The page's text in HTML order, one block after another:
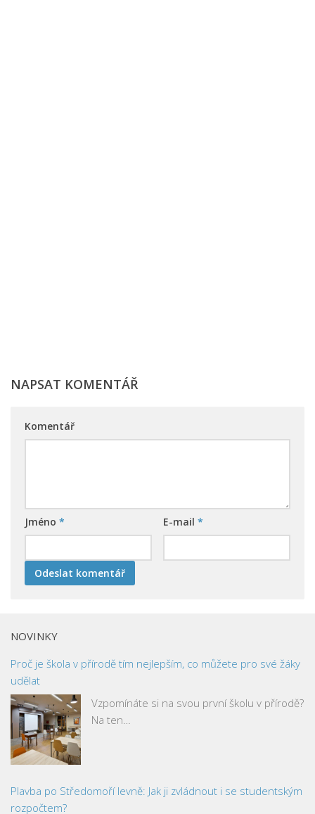
NAPSAT KOMENTÁŘ
Komentář
Jméno * E-mail *
NOVINKY
Proč je škola v přírodě tím nejlepším, co můžete pro své žáky
udělat
Vzpomínáte si na svou první školu v přírodě?
Na ten…
Plavba po Středomoří levně: Jak ji zvládnout i se studentským
rozpočtem?